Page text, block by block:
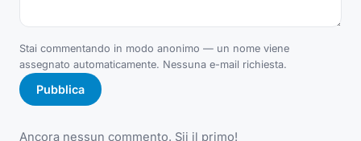
Stai commentando in modo anonimo — un nome viene
assegnato automaticamente. Nessuna e-mail richiesta.
Pubblica
Ancora nessun commento. Sii il primo!